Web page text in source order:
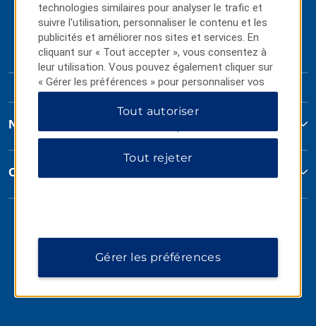
Nous joindre
Conditions générales
technologies similaires pour analyser le trafic et
suivre l'utilisation, personnaliser le contenu et les
publicités et améliorer nos sites et services. En
cliquant sur « Tout accepter », vous consentez à
leur utilisation. Vous pouvez également cliquer sur
« Gérer les préférences » pour personnaliser vos
choix ou sur « Tout rejeter » pour n'autoriser que
les cookies essentiels. Pour plus d'informations,
Tout autoriser
Tout rejeter
Gérer les préférences